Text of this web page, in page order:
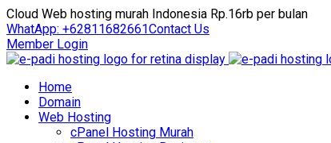
Cloud Web hosting murah Indonesia Rp.16rb per bulan
WhatApp: +62811682661Contact Us
Member Login
Home
Domain
Web Hosting
cPanel Hosting Murah